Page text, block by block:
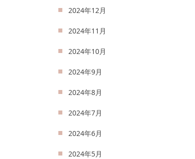
2024年12月
2024年11月
2024年10月
2024年9月
2024年8月
2024年7月
2024年6月
2024年5月